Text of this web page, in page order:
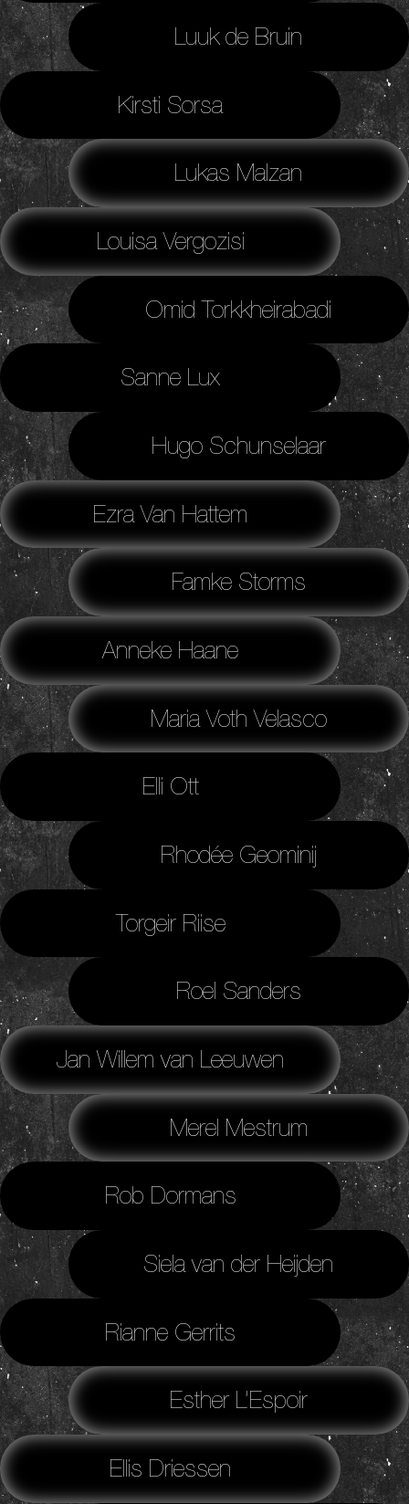
Luuk de Bruin
Kirsti Sorsa
Lukas Malzan
Louisa Vergozisi
Omid Torkkheirabadi
Sanne Lux
Hugo Schunselaar
Ezra Van Hattem
Famke Storms
Anneke Haane
Maria Voth Velasco
Elli Ott
Rhodée Geominij
Torgeir Riise
Roel Sanders
Jan Willem van Leeuwen
Merel Mestrum
Rob Dormans
Siela van der Heijden
Rianne Gerrits
Esther L’Espoir
Ellis Driessen